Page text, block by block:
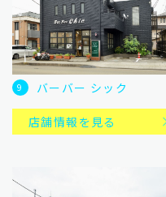
9 バーバー シック
店舗情報を見る